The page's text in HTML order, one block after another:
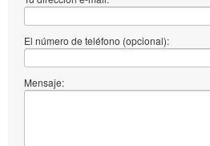
El número de teléfono (opcional):
Mensaje: